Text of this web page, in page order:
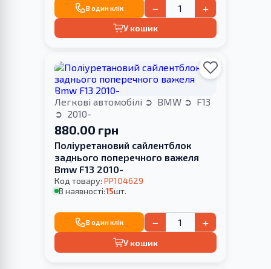
В один клік − +
У кошик
Легкові автомобілі BMW
F13
2010-
880.00 грн
Поліуретановий сайлентблок
заднього поперечного важеля
Bmw F13 2010-
Код товару: PP104629
В наявності:15шт.
В один клік − +
У кошик